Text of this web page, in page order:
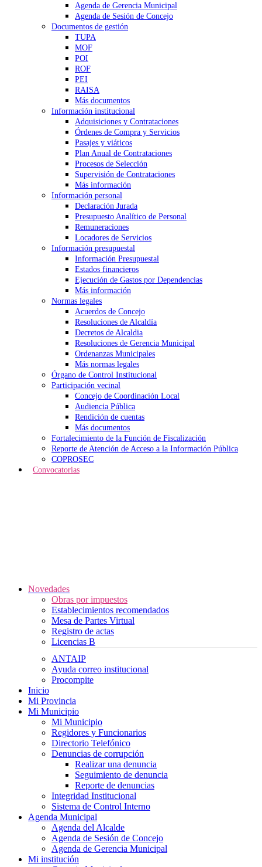
Agenda de Gerencia Municipal
Agenda de Sesión de Concejo
Documentos de gestión
TUPA
MOF
POI
ROF
PEI
RAISA
Más documentos
Información institucional
Adquisiciones y Contrataciones
Órdenes de Compra y Servicios
Pasajes y viáticos
Plan Anual de Contrataciones
Procesos de Selección
Supervisión de Contrataciones
Más información
Información personal
Declaración Jurada
Presupuesto Analítico de Personal
Remuneraciones
Locadores de Servicios
Información presupuestal
Información Presupuestal
Estados financieros
Ejecución de Gastos por Dependencias
Más información
Normas legales
Acuerdos de Concejo
Resoluciones de Alcaldía
Decretos de Alcaldia
Resoluciones de Gerencia Municipal
Ordenanzas Municipales
Más normas legales
Órgano de Control Institucional
Participación vecinal
Concejo de Coordinación Local
Audiencia Pública
Rendición de cuentas
Más documentos
Fortalecimiento de la Función de Fiscalización
Reporte de Atención de Acceso a la Información Pública
COPROSEC
Convocatorias
Novedades
Obras por impuestos
Establecimientos recomendados
Mesa de Partes Virtual
Registro de actas
Licencias B
ANTAIP
Ayuda correo institucional
Procompite
Inicio
Mi Provincia
Mi Municipio
Mi Municipio
Regidores y Funcionarios
Directorio Telefónico
Denuncias de corrupción
Realizar una denuncia
Seguimiento de denuncia
Reporte de denuncias
Integridad Institucional
Sistema de Control Interno
Agenda Municipal
Agenda del Alcalde
Agenda de Sesión de Concejo
Agenda de Gerencia Municipal
Mi institución